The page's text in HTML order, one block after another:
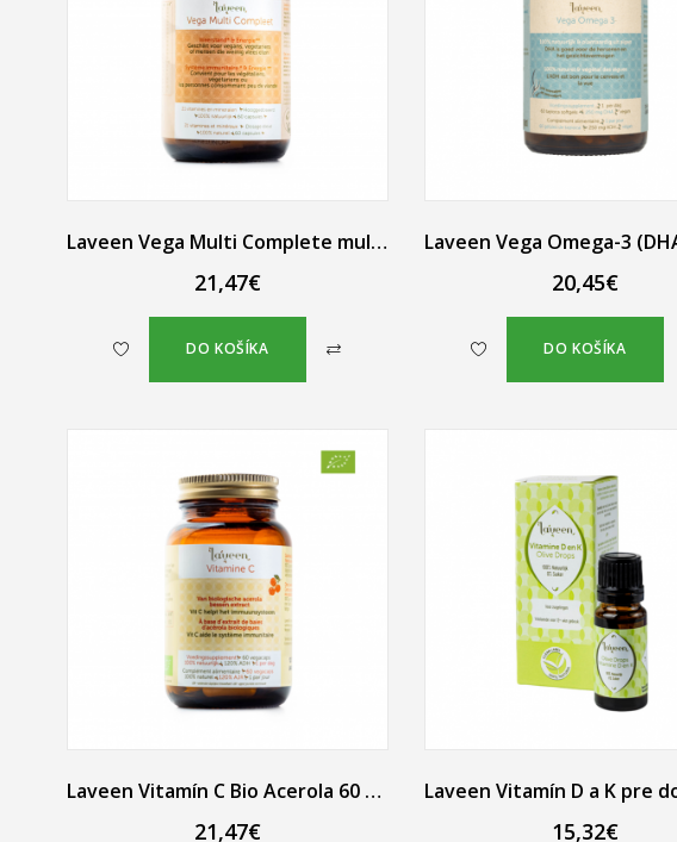
Laveen Vega Multi Complete multivitamín s vitamínom B12, D a železom 60 kapsúl
21,47€
DO KOŠÍKA
20,45€
DO KOŠÍKA
Laveen Vitamín C Bio Acerola 60 vegánskych kapsúl
21,47€ 15,32€